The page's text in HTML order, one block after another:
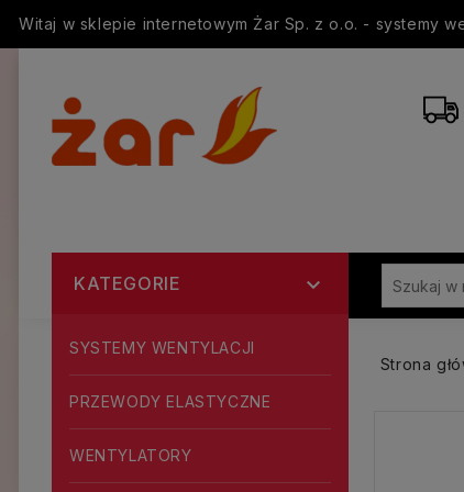
Witaj w sklepie internetowym Żar Sp. z o.o. - systemy
KATEGORIE 
SYSTEMY WENTYLACJI
PRZEWODY ELASTYCZNE
WENTYLATORY
Strona